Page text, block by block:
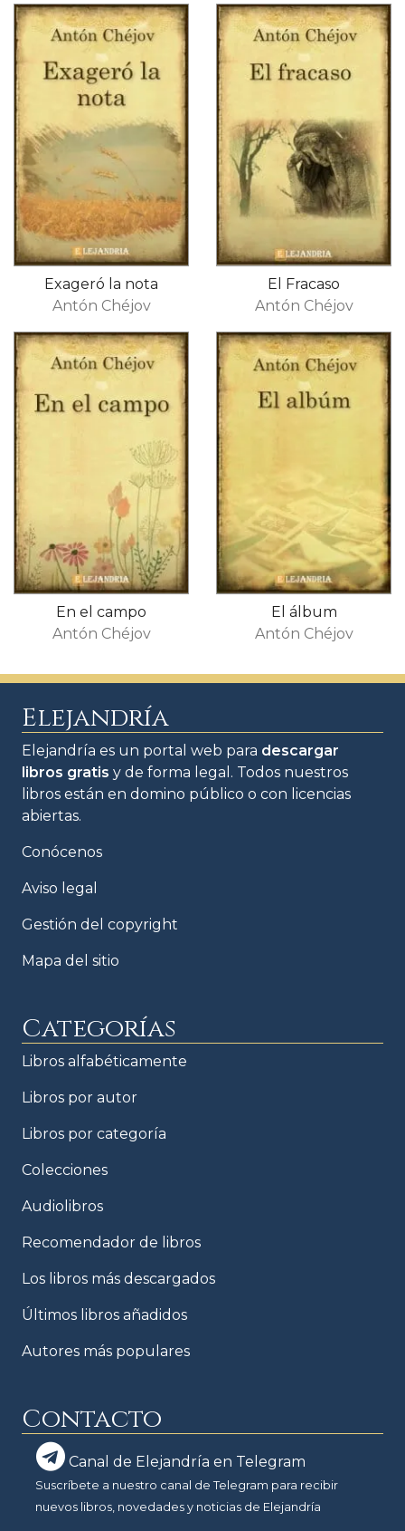
Exageró la nota
Antón Chéjov
El Fracaso
Antón Chéjov
En el campo
Antón Chéjov
El álbum
Antón Chéjov
Elejandría
Elejandría es un portal web para descargar
libros gratis y de forma legal. Todos nuestros
libros están en domino público o con licencias
abiertas.
Conócenos
Aviso legal
Gestión del copyright
Mapa del sitio
Categorías
Libros alfabéticamente
Libros por autor
Libros por categoría
Colecciones
Audiolibros
Recomendador de libros
Los libros más descargados
Últimos libros añadidos
Autores más populares
Contacto
Canal de Elejandría en Telegram
Suscríbete a nuestro canal de Telegram para recibir
nuevos libros, novedades y noticias de Elejandría